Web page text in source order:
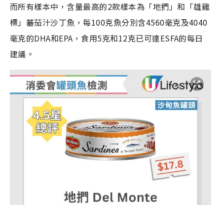
而所有樣本中，含量最高的2款樣本為「地捫」和「雄雞
標」蕃茄汁沙丁魚，每100克魚分別含4560毫克及4040
毫克的DHA和EPA，食用5克和12克已可達ESFA的每日
建議。